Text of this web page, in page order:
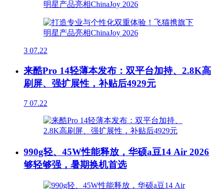
3 07.22
来酷Pro 14轻薄本发布：双平台加持、2.8K高
刷屏、强扩展性，补贴后4929元
7 07.22
990g轻、45W性能释放，华硕a豆14 Air 2026
够轻够强，暑期换机首选